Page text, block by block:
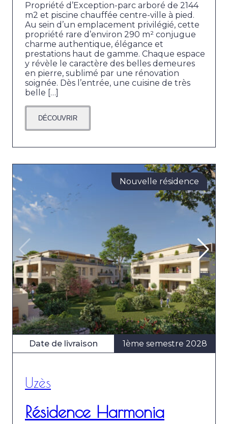
Propriété d’Exception-parc arboré de 2144
m2 et piscine chauffée centre-ville à pied.
Au sein d’un emplacement privilégié, cette
propriété rare d’environ 290 m² conjugue
charme authentique, élégance et
prestations haut de gamme. Chaque espace
y révèle le caractère des belles demeures
en pierre, sublimé par une rénovation
soignée. Dès l’entrée, une cuisine de très
belle […]
DÉCOUVRIR
Nouvelle résidence
Date de livraison 1ème semestre 2028
Uzès
Résidence Harmonia